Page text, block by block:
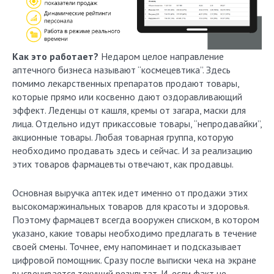
Как это работает? Недаром целое направление
аптечного бизнеса называют “космецевтика”. Здесь
помимо лекарственных препаратов продают товары,
которые прямо или косвенно дают оздоравливающий
эффект. Леденцы от кашля, кремы от загара, маски для
лица. Отдельно идут прикассовые товары, “непродавайки”,
акционные товары. Любая товарная группа, которую
необходимо продавать здесь и сейчас. И за реализацию
этих товаров фармацевты отвечают, как продавцы.
Основная выручка аптек идет именно от продажи этих
высокомаржинальных товаров для красоты и здоровья.
Поэтому фармацевт всегда вооружен списком, в котором
указано, какие товары необходимо предлагать в течение
своей смены. Точнее, ему напоминает и подсказывает
цифровой помощник. Сразу после выписки чека на экране